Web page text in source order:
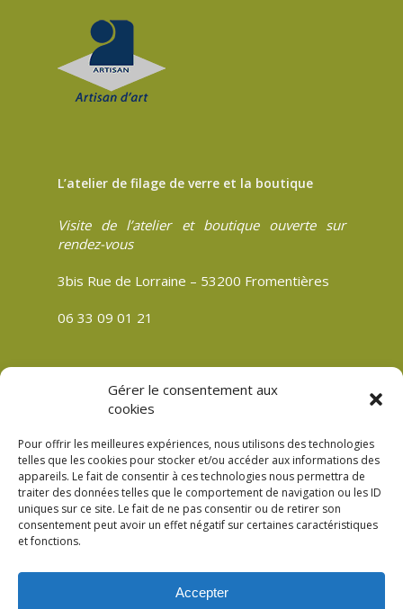
Gérer le consentement aux
cookies
Pour offrir les meilleures expériences, nous utilisons des technologies
telles que les cookies pour stocker et/ou accéder aux informations des
appareils. Le fait de consentir à ces technologies nous permettra de
traiter des données telles que le comportement de navigation ou les ID
uniques sur ce site. Le fait de ne pas consentir ou de retirer son
consentement peut avoir un effet négatif sur certaines caractéristiques
et fonctions.
Accepter
L’atelier de filage de verre et la boutique
Visite de l’atelier et boutique ouverte sur
rendez-vous
3bis Rue de Lorraine – 53200 Fromentières
06 33 09 01 21
Mentions légales
Plan du site
Politique de cookies (UE)